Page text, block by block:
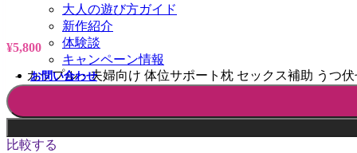
大人の遊び方ガイド
新作紹介
体験談
キャンペーン情報
お問い合わせ
¥5,800
カップル・夫婦向け 体位サポート枕 セックス補助 うつ
比較する